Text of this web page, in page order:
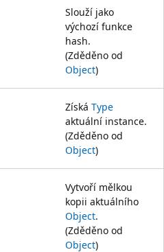
Slouží jako
výchozí funkce
hash.
(Zděděno od
Object)
Získá Type
aktuální instance.
(Zděděno od
Object)
Vytvoří mělkou
kopii aktuálního
Object.
(Zděděno od
Object)